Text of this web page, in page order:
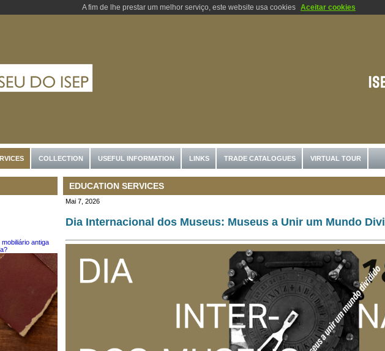
A fim de lhe prestar um melhor serviço, este website usa cookies Aceitar cookies
COLLECTION USEFUL INFORMATION LINKS TRADE CATALOGUES VIRTUAL TOUR
antiga
EDUCATION SERVICES
Mai 7, 2026
Dia Internacional dos Museus: Museus a Unir um Mundo